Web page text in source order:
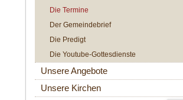
Die Termine
Der Gemeindebrief
Die Predigt
Die Youtube-Gottesdienste
Unsere Angebote
Unsere Kirchen